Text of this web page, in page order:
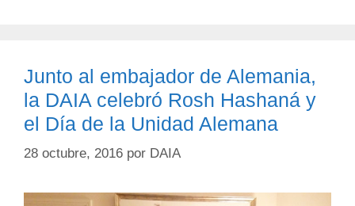
Junto al embajador de Alemania,
la DAIA celebró Rosh Hashaná y
el Día de la Unidad Alemana
28 octubre, 2016 por DAIA